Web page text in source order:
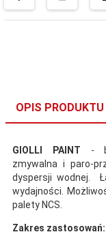
OPIS PRODUKTU
GIOLLI PAINT -
zmywalna i paro-
dyspersji wodnej.
wydajności.
palety NCS.
Zakres zastosowań: